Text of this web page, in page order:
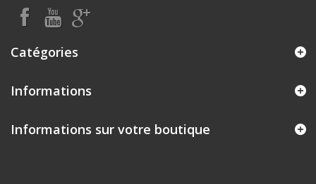
Catégories
Informations
Informations sur votre boutique